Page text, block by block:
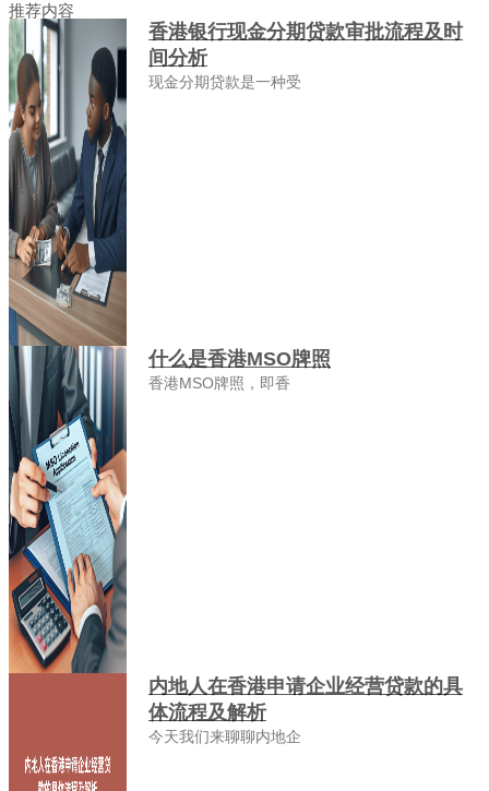
推荐内容
香港银行现金分期贷款审批流程及时
间分析
现金分期贷款是一种受
什么是香港MSO牌照
香港MSO牌照，即香
内地人在香港申请企业经营贷款的具
体流程及解析
今天我们来聊聊内地企